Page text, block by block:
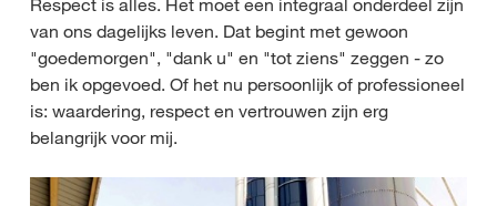
van ons dagelijks leven. Dat begint met gewoon
"goedemorgen", "dank u" en "tot ziens" zeggen - zo
ben ik opgevoed. Of het nu persoonlijk of professioneel
is: waardering, respect en vertrouwen zijn erg
belangrijk voor mij.